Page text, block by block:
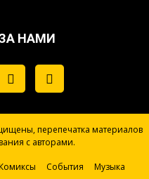
НАМИ
перепечатка материалов
с авторами.
События
Музыка